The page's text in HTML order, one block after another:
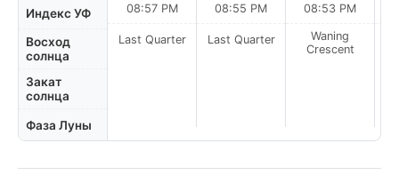
Индекс УФ
Восход
солнца
Закат
солнца
Фаза Луны
08:57 PM
Last Quarter
08:55 PM
Last Quarter
08:53 PM
Waning
Crescent